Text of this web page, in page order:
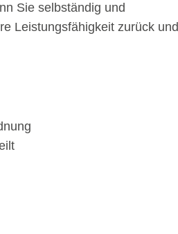
Sie selbständig und
Leistungsfähigkeit zurück und